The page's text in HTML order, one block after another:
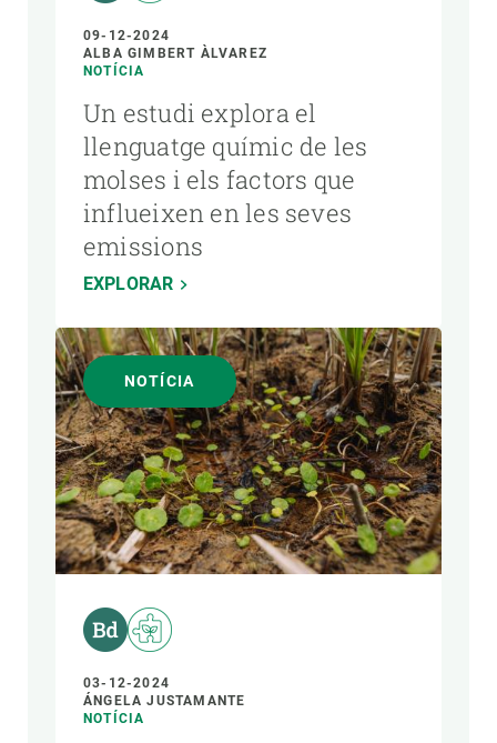
09-12-2024
ALBA GIMBERT ÀLVAREZ
NOTÍCIA
Un estudi explora el
llenguatge químic de les
molses i els factors que
influeixen en les seves
emissions
EXPLORAR
NOTÍCIA
03-12-2024
ÁNGELA JUSTAMANTE
NOTÍCIA